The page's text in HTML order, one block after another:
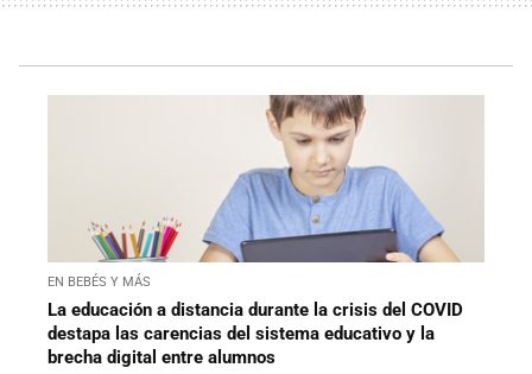
EN BEBÉS Y MÁS
La educación a distancia durante la crisis del COVID
destapa las carencias del sistema educativo y la
brecha digital entre alumnos